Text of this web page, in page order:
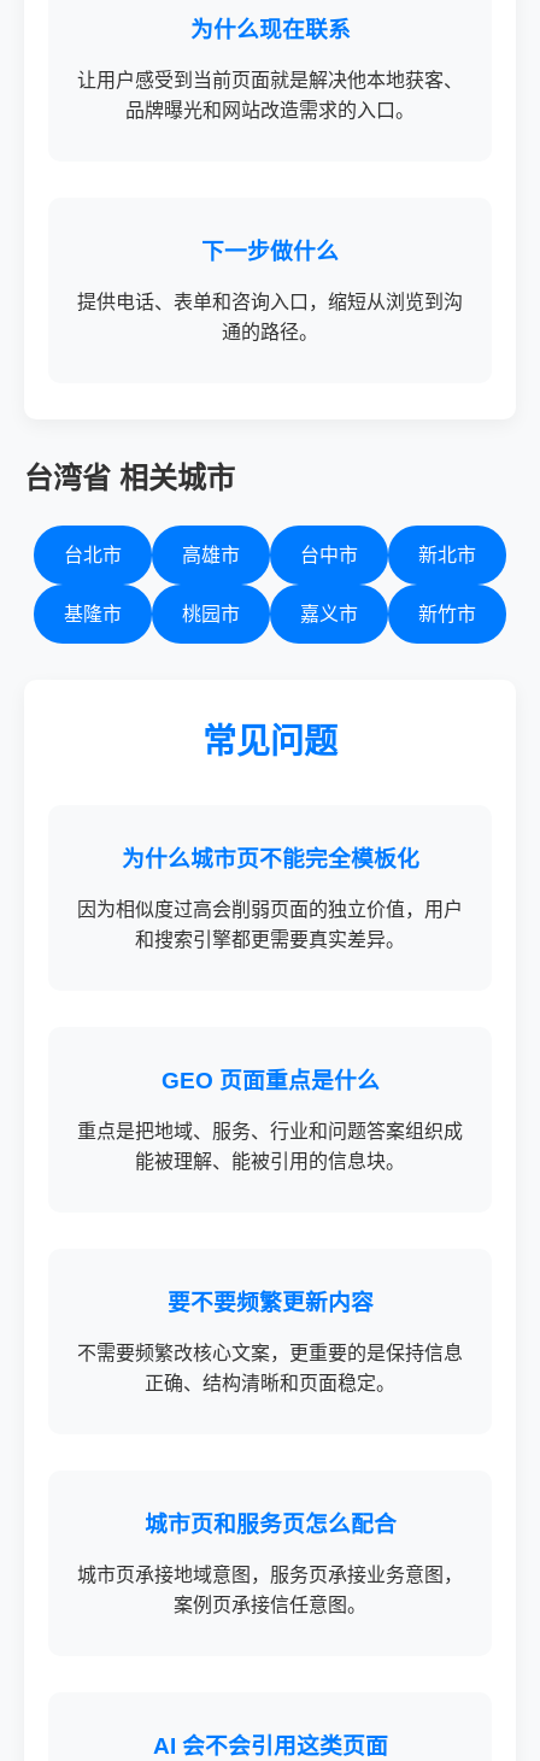
为什么现在联系
让用户感受到当前页面就是解决他本地获客、
品牌曝光和网站改造需求的入口。
下一步做什么
提供电话、表单和咨询入口，缩短从浏览到沟
通的路径。
台湾省 相关城市
台北市 高雄市 台中市 新北市
基隆市 桃园市 嘉义市 新竹市
常见问题
为什么城市页不能完全模板化
因为相似度过高会削弱页面的独立价值，用户
和搜索引擎都更需要真实差异。
GEO 页面重点是什么
重点是把地域、服务、行业和问题答案组织成
能被理解、能被引用的信息块。
要不要频繁更新内容
不需要频繁改核心文案，更重要的是保持信息
正确、结构清晰和页面稳定。
城市页和服务页怎么配合
城市页承接地域意图，服务页承接业务意图，
案例页承接信任意图。
AI 会不会引用这类页面